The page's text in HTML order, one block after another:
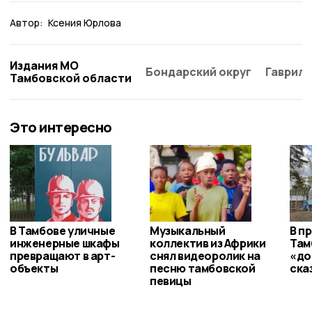
Автор: Ксения Юрлова
Издания МО
Тамбовской области
Бондарский округ
Это интересно
В Тамбове уличные
инженерные шкафы
превращают в арт-
объекты
Музыкальный
коллектив из Африки
снял видеоролик на
песню тамбовской
певицы
В